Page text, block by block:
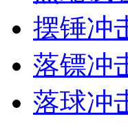
摆锤冲
落镖冲
落球冲